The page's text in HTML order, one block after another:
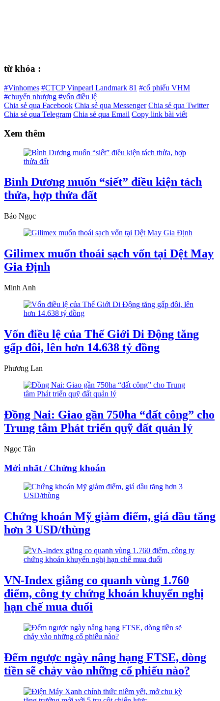
từ khóa :
#Vinhomes #CTCP Vinpearl Landmark 81 #cổ phiếu VHM
#chuyển nhượng #vốn điều lệ
Chia sẻ qua Facebook Chia sẻ qua Messenger Chia sẻ qua Twitter
Chia sẻ qua Telegram Chia sẻ qua Email Copy link bài viết
Xem thêm
Bình Dương muốn “siết” điều kiện tách
thửa, hợp thửa đất
Bảo Ngọc
Gilimex muốn thoái sạch vốn tại Dệt May
Gia Định
Minh Anh
Vốn điều lệ của Thế Giới Di Động tăng
gấp đôi, lên hơn 14.638 tỷ đồng
Phương Lan
Đồng Nai: Giao gần 750ha “đất công” cho
Trung tâm Phát triển quỹ đất quản lý
Ngọc Tân
Mới nhất / Chứng khoán
Chứng khoán Mỹ giảm điểm, giá dầu tăng
hơn 3 USD/thùng
VN-Index giằng co quanh vùng 1.760
điểm, công ty chứng khoán khuyến nghị
hạn chế mua đuổi
Đếm ngược ngày nâng hạng FTSE, dòng
tiền sẽ chảy vào những cổ phiếu nào?